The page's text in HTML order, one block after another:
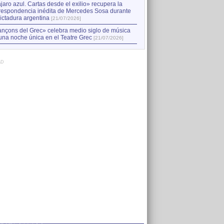
azul. Cartas desde el exilio» recupera la
inédita de Mercedes Sosa durante
argentina [21/07/2026]
del Grec» celebra medio siglo de música
noche única en el Teatre Grec [21/07/2026]